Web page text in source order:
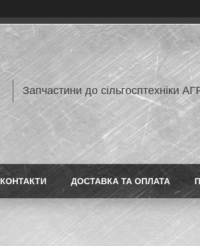
Запчастини до сільгосптехніки
КОНТАКТИ ДОСТАВКА ТА ОПЛАТА